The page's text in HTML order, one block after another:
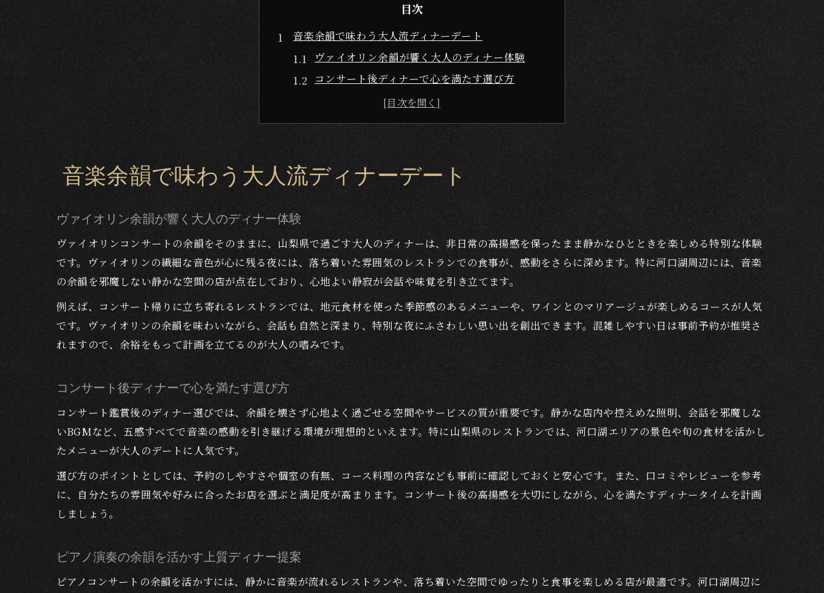
目次
音楽余韻で味わう大人流ディナーデート
ヴァイオリン余韻が響く大人のディナー体験
コンサート後ディナーで心を満たす選び方
ピアノ演奏の余韻を活かす上質ディナー提案
デートに最適な静かなディナー店の魅力
コンサートの感動を繋ぐ静寂な食空間
静寂な空間で味わうディナーの魅力とは
大人の会話が弾む静かなディナー店の雰囲気
余韻を楽しむためのディナーデート空間設計
大人のための洗練ディナー体験を叶える方法
コンサート後に選ぶ特別なディナーの工夫
大人の会話が弾む鑑賞後ディナーの選び方
余韻を大切にするディナー選びのコツ
ピアノとヴァイオリンに続く美食の楽しみ方
音楽余韻で味わう大人流ディナーデート
ヴァイオリン余韻が響く大人のディナー体験
ヴァイオリンコンサートの余韻をそのままに、山梨県で過ごす大人のディナーは、非日常の高揚感を保ったまま静かなひとときを楽しめる特別な体験
です。ヴァイオリンの繊細な音色が心に残る夜には、落ち着いた雰囲気のレストランでの食事が、感動をさらに深めます。特に河口湖周辺には、音楽
の余韻を邪魔しない静かな空間の店が点在しており、心地よい静寂が会話や味覚を引き立てます。
例えば、コンサート帰りに立ち寄れるレストランでは、地元食材を使った季節感のあるメニューや、ワインとのマリアージュが楽しめるコースが人気
です。ヴァイオリンの余韻を味わいながら、会話も自然と深まり、特別な夜にふさわしい思い出を創出できます。混雑しやすい日は事前予約が推奨さ
れますので、余裕をもって計画を立てるのが大人の嗜みです。
コンサート後ディナーで心を満たす選び方
コンサート鑑賞後のディナー選びでは、余韻を壊さず心地よく過ごせる空間やサービスの質が重要です。静かな店内や控えめな照明、会話を邪魔しな
いBGMなど、五感すべてで音楽の感動を引き継げる環境が理想的といえます。特に山梨県のレストランでは、河口湖エリアの景色や旬の食材を活かし
たメニューが大人のデートに人気です。
選び方のポイントとしては、予約のしやすさや個室の有無、コース料理の内容なども事前に確認しておくと安心です。また、口コミやレビューを参考
に、自分たちの雰囲気や好みに合ったお店を選ぶと満足度が高まります。コンサート後の高揚感を大切にしながら、心を満たすディナータイムを計画
しましょう。
ピアノ演奏の余韻を活かす上質ディナー提案
ピアノコンサートの余韻を活かすには、静かに音楽が流れるレストランや、落ち着いた空間でゆったりと食事を楽しめる店が最適です。河口湖周辺に